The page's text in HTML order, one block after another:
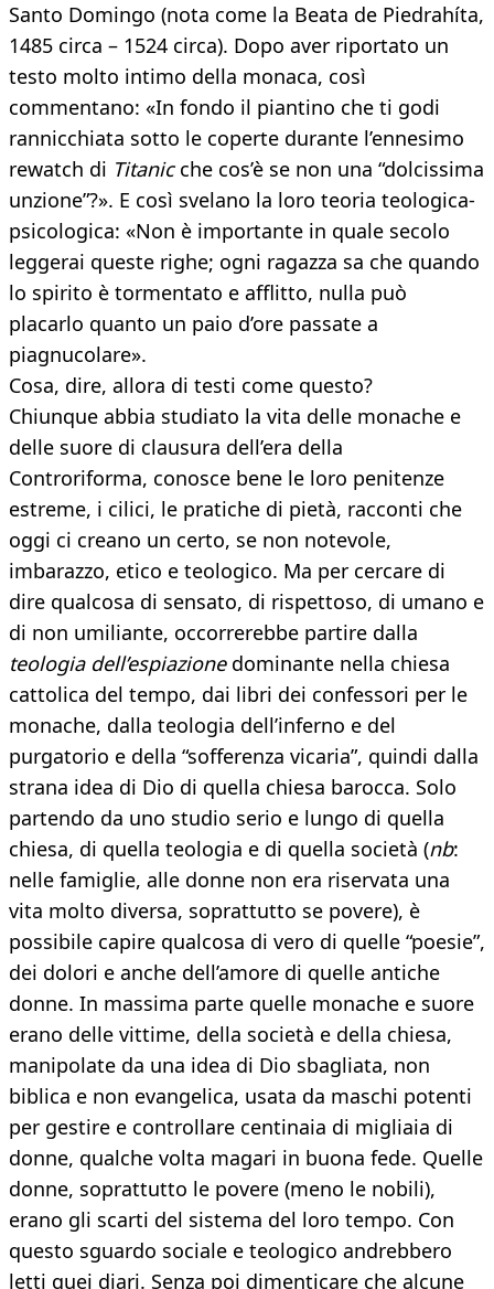
Santo Domingo (nota come la Beata de Piedrahíta,
1485 circa – 1524 circa). Dopo aver riportato un
testo molto intimo della monaca, così
commentano: «In fondo il piantino che ti godi
rannicchiata sotto le coperte durante l’ennesimo
rewatch di Titanicche cos’è se non una “dolcissima
unzione”?». E così svelano la loro teoria teologica-
psicologica: «Non è importante in quale secolo
leggerai queste righe; ogni ragazza sa che quando
lo spirito è tormentato e afflitto, nulla può
placarlo quanto un paio d’ore passate a
piagnucolare».
Cosa, dire, allora di testi come questo?
Chiunque abbia studiato la vita delle monache e
delle suore di clausura dell’era della
Controriforma, conosce bene le loro penitenze
estreme, i cilici, le pratiche di pietà, racconti che
oggi ci creano un certo, se non notevole,
imbarazzo, etico e teologico. Ma per cercare di
dire qualcosa di sensato, di rispettoso, di umano e
di non umiliante, occorrerebbe partire dalla
teologia dell’espiazionedominante nella chiesa
cattolica del tempo, dai libri dei confessori per le
monache, dalla teologia dell’inferno e del
purgatorio e della “sofferenza vicaria”, quindi dalla
strana idea di Dio di quella chiesa barocca. Solo
partendo da uno studio serio e lungo di quella
chiesa, di quella teologia e di quella società (nb:
nelle famiglie, alle donne non era riservata una
vita molto diversa, soprattutto se povere), è
possibile capire qualcosa di vero di quelle “poesie”,
dei dolori e anche dell’amore di quelle antiche
donne. In massima parte quelle monache e suore
erano delle vittime, della società e della chiesa,
manipolate da una idea di Dio sbagliata, non
biblica e non evangelica, usata da maschi potenti
per gestire e controllare centinaia di migliaia di
donne, qualche volta magari in buona fede. Quelle
donne, soprattutto le povere (meno le nobili),
erano gli scarti del sistema del loro tempo. Con
questo sguardo sociale e teologico andrebbero
letti quei diari. Senza poi dimenticare che alcune